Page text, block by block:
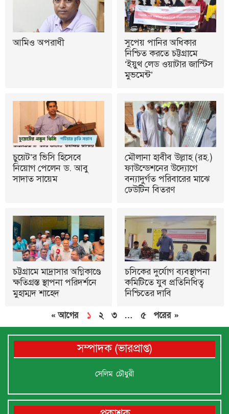
আমিও অপরাধী
সুপেয় পানির অধিকার
নিশ্চিত করতে চট্টগ্রামে
‘ইয়ুথ লেড ওয়াটার জাস্টিস
মুভমেন্ট’
চুয়েট’র ভিসি হিসেবে
নিয়োগ পেলেন ড. আবু
সাদাত সায়েম
মৌলানা হাবীব উল্লাহ (রহ.)
ফাউন্ডেশনের উদ্যোগে
বন্যাদুর্গত পরিবারের মাঝে
ঢেউটিন বিতরণ
চট্টগ্রামে মাদ্রাসার অগ্নিকাণ্ডে
ক্ষতিগ্রস্ত স্থাপনা পরিদর্শনে
মুহাম্মদ শাহেদ
চসিকের দুর্যোগ ব্যবস্থাপনা
কমিটিতে যুব প্রতিনিধিত্ব
নিশ্চিতের দাবি
« আগের ১ ২ ৩ … ৫ পরের »
সম্পাদক (ভারপ্রাপ্ত)
সেলিম চৌধুরী